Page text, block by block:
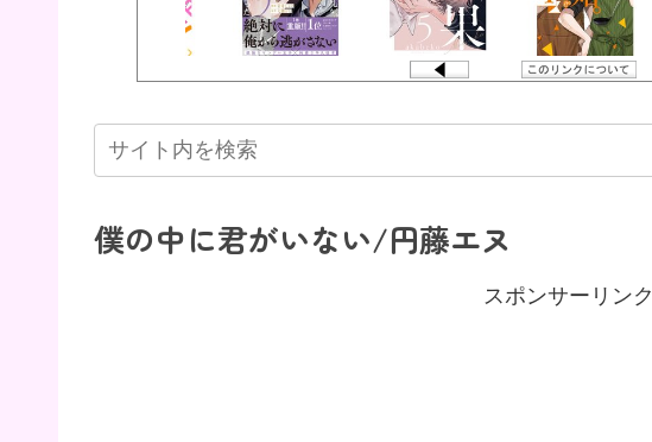
僕の中に君がいない/円藤エヌ
スポンサーリンク